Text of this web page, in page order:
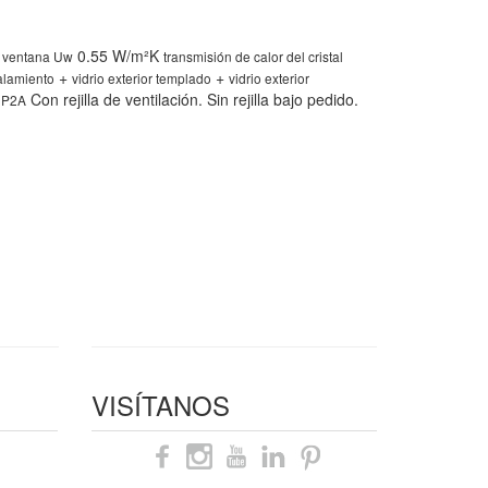
Uw 0.55 W/m²K transmisión de calor del cristal
+ vidrio exterior templado + vidrio exterior
Con rejilla de ventilación. Sin rejilla bajo pedido.
VISÍTANOS